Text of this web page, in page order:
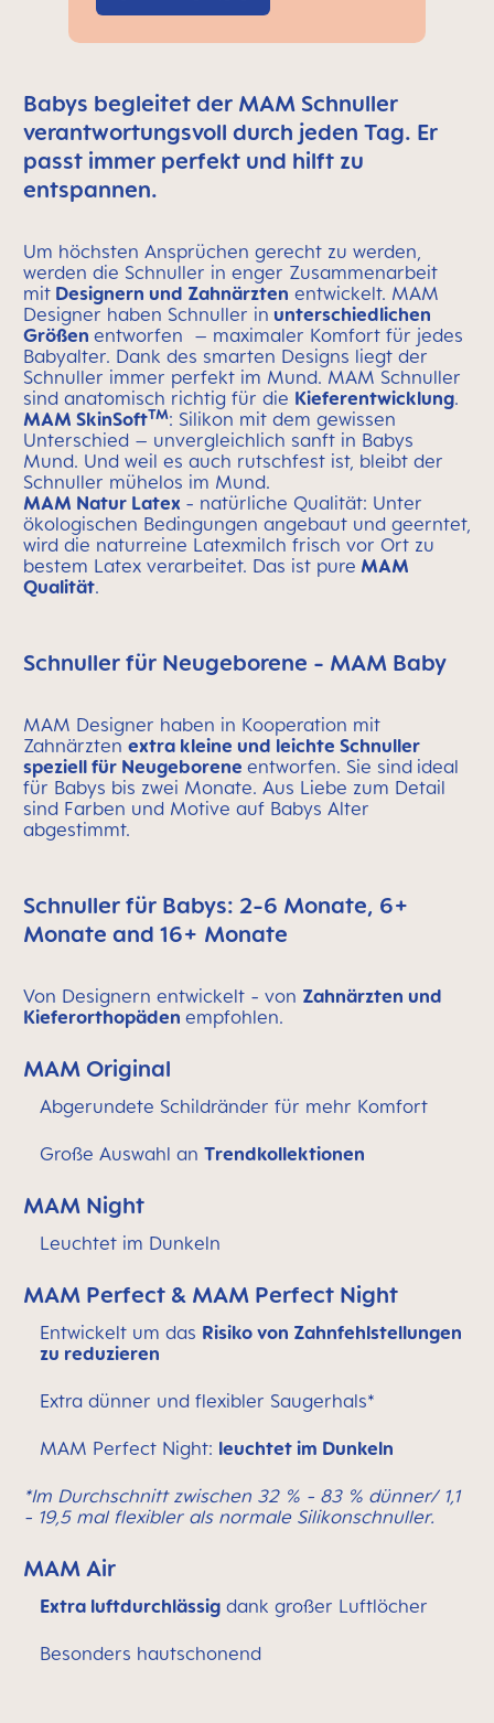
Babys begleitet der MAM Schnuller
verantwortungsvoll durch jeden Tag. Er
passt immer perfekt und hilft zu
entspannen.
Um höchsten Ansprüchen gerecht zu werden,
werden die Schnuller in enger Zusammenarbeit
mit Designern und Zahnärzten entwickelt. MAM
Designer haben Schnuller in unterschiedlichen
Größen entworfen – maximaler Komfort für jedes
Babyalter. Dank des smarten Designs liegt der
Schnuller immer perfekt im Mund. MAM Schnuller
sind anatomisch richtig für die Kieferentwicklung.
MAM SkinSoftTM: Silikon mit dem gewissen
Unterschied – unvergleichlich sanft in Babys
Mund. Und weil es auch rutschfest ist, bleibt der
Schnuller mühelos im Mund.
MAM Natur Latex - natürliche Qualität: Unter
ökologischen Bedingungen angebaut und geerntet,
wird die naturreine Latexmilch frisch vor Ort zu
bestem Latex verarbeitet. Das ist pure MAM
Qualität.
Schnuller für Neugeborene - MAM Baby
MAM Designer haben in Kooperation mit
Zahnärzten extra kleine und leichte Schnuller
speziell für Neugeborene entworfen. Sie sind ideal
für Babys bis zwei Monate. Aus Liebe zum Detail
sind Farben und Motive auf Babys Alter
abgestimmt.
Schnuller für Babys: 2-6 Monate, 6+
Monate and 16+ Monate
Von Designern entwickelt - von Zahnärzten und
Kieferorthopäden empfohlen.
MAM Original
Abgerundete Schildränder für mehr Komfort
Große Auswahl an Trendkollektionen
MAM Night
Leuchtet im Dunkeln
MAM Perfect & MAM Perfect Night
Entwickelt um das Risiko von Zahnfehlstellungen
zu reduzieren
Extra dünner und flexibler Saugerhals*
MAM Perfect Night: leuchtet im Dunkeln
*Im Durchschnitt zwischen 32 % - 83 % dünner/ 1,1
- 19,5 mal flexibler als normale Silikonschnuller.
MAM Air
Extra luftdurchlässig dank großer Luftlöcher
Besonders hautschonend